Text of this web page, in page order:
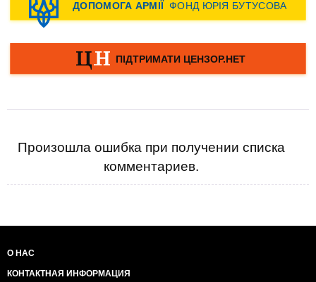
Произошла ошибка при получении списка
комментариев.
О НАС
КОНТАКТНАЯ ИНФОРМАЦИЯ